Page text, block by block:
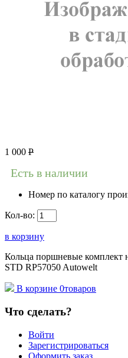
1 000 Р
Есть в наличии
Номер по каталогу
Кол-во:
в корзину
Кольца поршневые
STD RP57050 Autowelt
В корзине 0товаров
Что сделать?
Войти
Зарегистрироваться
Оформить заказ